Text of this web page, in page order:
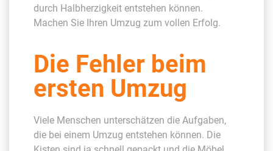
durch Halbherzigkeit entstehen können.
Machen Sie Ihren Umzug zum vollen Erfolg.
Die Fehler beim
ersten Umzug
Viele Menschen unterschätzen die Aufgaben,
die bei einem Umzug entstehen können. Die